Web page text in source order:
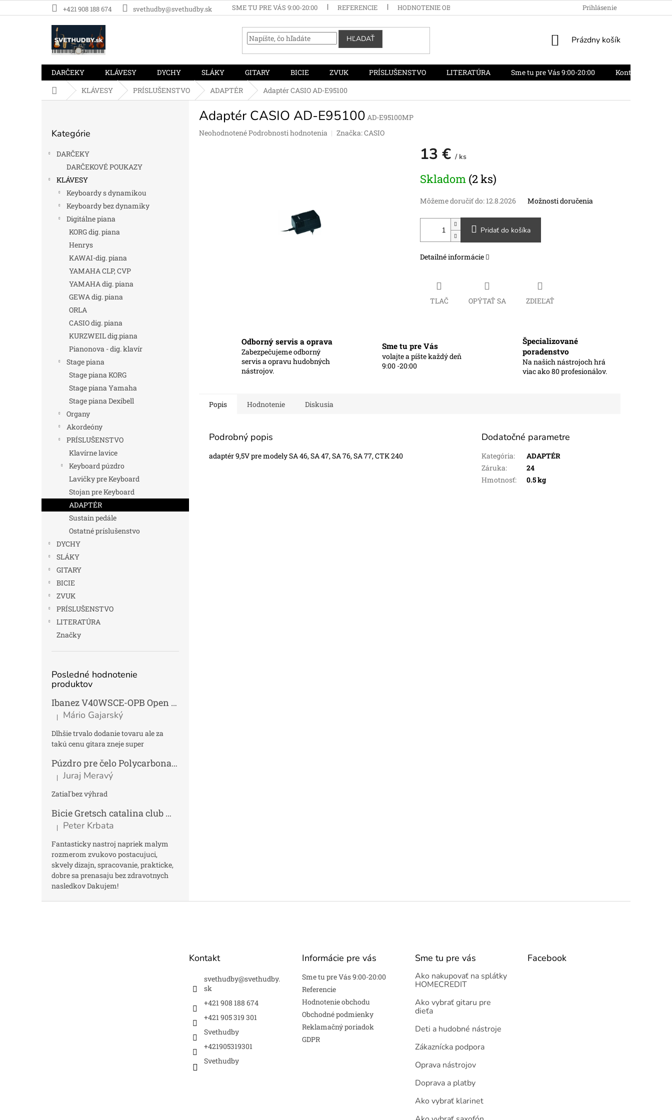
na
+421 908 188 674 svethudby@svethudby.sk SME TU PRE VÁS 9:00-20:00 REFERENCIE HODNOTENIE OBCHODU REKLAMAČNÝ
Prihlásenie
HĽADAŤ
NÁKUPNÝ
Prázdny košík
DARČEKY KLÁVESY DYCHY SLÁKY GITARY BICIE ZVUK PRÍSLUŠENSTVO LITERATÚRA Sme tu pre Vás 9:00-20:00 Kontakty
DomovKLÁVESY PRÍSLUŠENSTVO ADAPTÉR Adaptér CASIO AD-E95100
kategórie
Kategórie
DARČEKY
DARČEKOVÉ POUKAZY
KLÁVESY
Keyboardy s dynamikou
Keyboardy bez dynamiky
Digitálne piana
KORG dig. piana
Henrys
KAWAI-dig. piana
YAMAHA CLP, CVP
YAMAHA dig. piana
GEWA dig. piana
ORLA
CASIO dig. piana
KURZWEIL dig.piana
Pianonova - dig. klavír
Stage piana
Stage piana KORG
Stage piana Yamaha
Stage piana Dexibell
Organy
Akordeóny
PRÍSLUŠENSTVO
Klavírne lavice
Keyboard púzdro
Lavičky pre Keyboard
Stojan pre Keyboard
ADAPTÉR
Sustain pedále
Ostatné príslušenstvo
DYCHY
SLÁKY
GITARY
BICIE
ZVUK
PRÍSLUŠENSTVO
LITERATÚRA
Značky
Posledné hodnotenie
produktov
Ibanez V40WSCE-OPB Open Pore Brown Elektroakustická gitara Dreadnought
Hodnotenie produktu je 4 z 5 hviezdičiek.
| Mário Gajarský
Dlhšie trvalo dodanie tovaru ale za
takú cenu gitara zneje super
Púzdro pre čelo Polycarbonat FUN
Hodnotenie produktu je 5 z 5 hviezdičiek.
| Juraj Meravý
Zatiaľ bez výhrad
Bicie Gretsch catalina club micro kit saf
Hodnotenie produktu je 5 z 5 hviezdičiek.
| Peter Krbata
Fantasticky nastroj napriek malym
rozmerom zvukovo postacujuci,
skvely dizajn, spracovanie, prakticke,
dobre sa prenasaju bez zdravotnych
nasledkov Dakujem!
Adaptér CASIO AD-E95100 AD-E95100MP
Priemerné
NeohodnotenéPodrobnosti hodnotenia Značka:CASIO
13 € / ks
cena:
Skladom (2 ks)
Môžeme doručiť do: 12.8.2026 Možnosti doručenia
Pridať do košíka
Detailné informácie
TLAČ OPÝTAŤ SA ZDIEĽAŤ
Odborný servis a oprava
Zabezpečujeme odborný
servis a opravu hudobných
nástrojov.
Sme tu pre Vás
volajte a píšte každý deň
9:00 -20:00
Špecializované
poradenstvo
Na našich nástrojoch hrá
viac ako 80 profesionálov.
Popis Hodnotenie Diskusia
Podrobný popis
adaptér 9,5V pre modely SA 46, SA 47, SA 76, SA 77, CTK 240
Dodatočné parametre
Kategória:
ADAPTÉR
Záruka:
24
Hmotnosť: 0.5 kg
Kontakt
svethudby@svethudby.
sk
+421 908 188 674
+421 905 319 301
Svethudby
+421905319301
Svethudby
Informácie pre vás
Sme tu pre Vás 9:00-20:00
Referencie
Hodnotenie obchodu
Obchodné podmienky
Reklamačný poriadok
GDPR
Sme tu pre vás
Ako nakupovať na splátky
HOMECREDIT
Ako vybrať gitaru pre
dieťa
Deti a hudobné nástroje
Zákaznícka podpora
Oprava nástrojov
Doprava a platby
Ako vybrať klarinet
Facebook